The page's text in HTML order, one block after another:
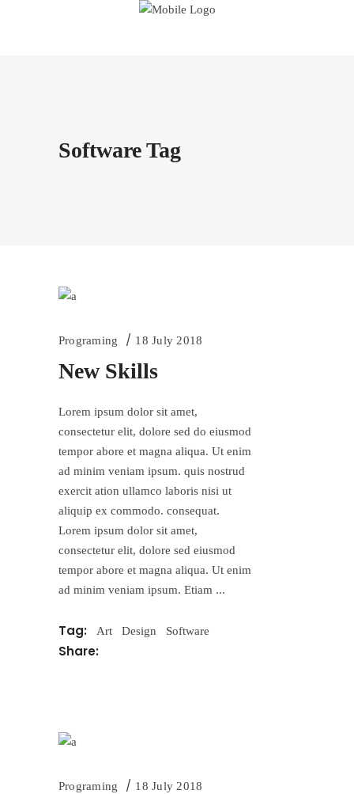
Software Tag
Programing 18 July 2018
New Skills
Lorem ipsum dolor sit amet,
consectetur elit, dolore sed do eiusmod
tempor abore et magna aliqua. Ut enim
ad minim veniam ipsum. quis nostrud
exercit ation ullamco laboris nisi ut
aliquip ex commodo. consequat.
Lorem ipsum dolor sit amet,
consectetur elit, dolore sed eiusmod
tempor abore et magna aliqua. Ut enim
ad minim veniam ipsum. Etiam
Tag: Art Design Software
Share:
Programing 18 July 2018